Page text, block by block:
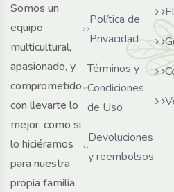
Somos un
equipo
multicultural,
apasionado, y
comprometido
con llevarte lo
mejor, como si
lo hiciéramos
para nuestra
propia familia.
Política de
Privacidad
Términos y
Condiciones
de Uso
Devoluciones
y reembolsos